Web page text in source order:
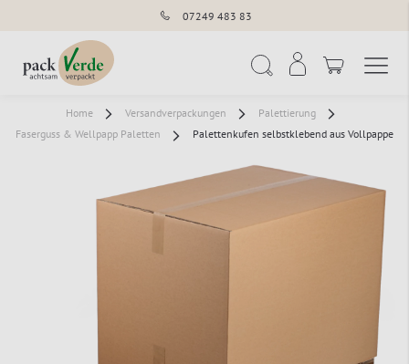
07249 483 83
Home Versandverpackungen
Palettierung
Faserguss & Wellpapp Paletten
Palettenkufen selbstklebend aus Vollpappe